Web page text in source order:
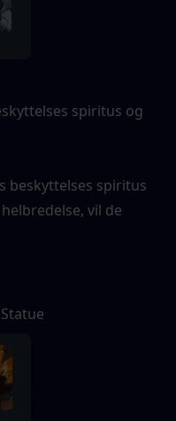
spiritus og
beskyttelses spiritus
vil de